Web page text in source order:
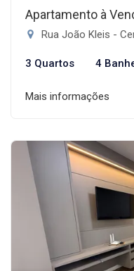
Apartamento à
Rua João Kleis -
3 Quartos 4
Mais informações